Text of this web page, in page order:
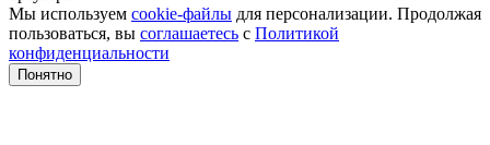
Мы используем cookie-файлы для персонализации. Продолжая
пользоваться, вы соглашаетесь с Политикой
конфиденциальности
Понятно